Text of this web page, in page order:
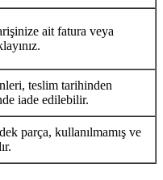
ait fatura veya
teslim tarihinden
iade edilebilir.
parça, kullanılmamış ve